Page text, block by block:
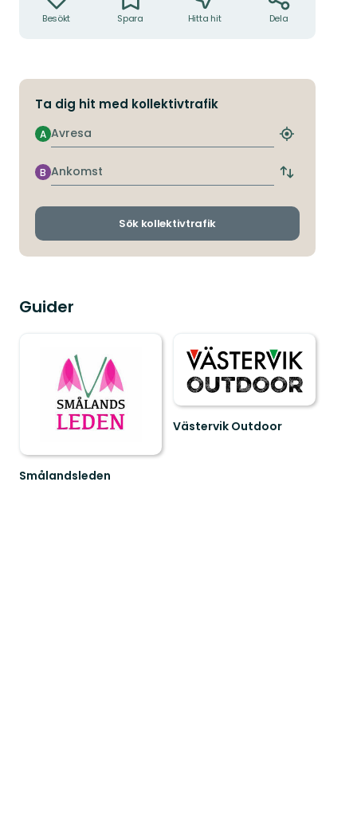
Besökt Spara Hitta hit Dela
Ta dig hit med kollektivtrafik
Avresa
A
Hitta
hållplats
Ankomst
B
Byt
och
Sök kollektivtrafik
Guider
Smålandsleden
Västervik Outdoor